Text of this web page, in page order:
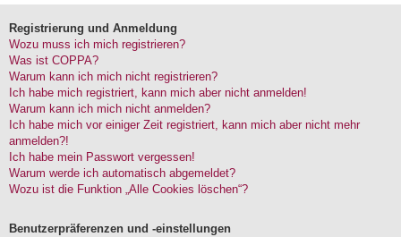
Registrierung und Anmeldung
Wozu muss ich mich registrieren?
Was ist COPPA?
Warum kann ich mich nicht registrieren?
Ich habe mich registriert, kann mich aber nicht anmelden!
Warum kann ich mich nicht anmelden?
Ich habe mich vor einiger Zeit registriert, kann mich aber nicht mehr
anmelden?!
Ich habe mein Passwort vergessen!
Warum werde ich automatisch abgemeldet?
Wozu ist die Funktion „Alle Cookies löschen“?
Benutzerpräferenzen und -einstellungen